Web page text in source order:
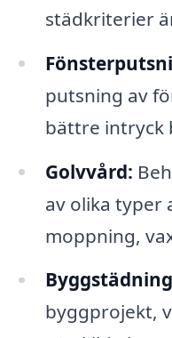
städkriterier
putsning av
bättre intryck
Golvvård:
av olika typer
moppning,
byggprojekt,